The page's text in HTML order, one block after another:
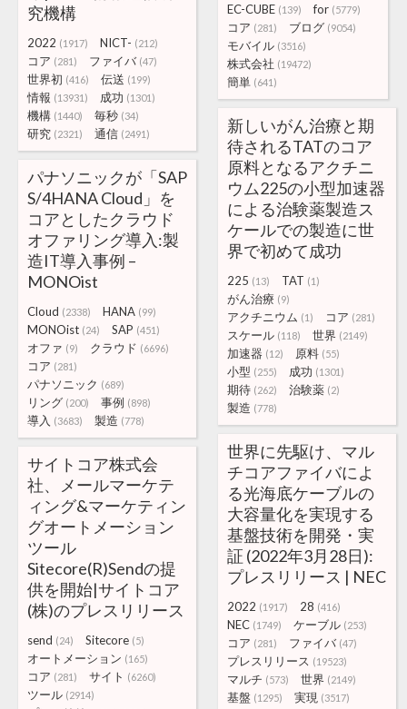
究機構
2022 (1917) NICT- (212)
コア (281) ファイバ (47)
世界初 (416) 伝送 (199)
情報 (13931) 成功 (1301)
機構 (1440) 毎秒 (34)
研究 (2321) 通信 (2491)
EC-CUBE (139) for (5779)
コア (281) ブログ (9054)
モバイル (3516)
株式会社 (19472)
簡単 (641)
新しいがん治療と期
待されるTATのコア
原料となるアクチニ
ウム225の小型加速器
による治験薬製造ス
ケールでの製造に世
界で初めて成功
225 (13) TAT (1)
がん治療 (9)
アクチニウム (1) コア (281)
スケール (118) 世界 (2149)
加速器 (12) 原料 (55)
小型 (255) 成功 (1301)
期待 (262) 治験薬 (2)
製造 (778)
パナソニックが「SAP
S/4HANA Cloud」を
コアとしたクラウド
オファリング導入:製
造IT導入事例 –
MONOist
Cloud (2338) HANA (99)
MONOist (24) SAP (451)
オファ (9) クラウド (6696)
コア (281)
パナソニック (689)
リング (200) 事例 (898)
導入 (3683) 製造 (778)
世界に先駆け、マル
チコアファイバによ
る光海底ケーブルの
大容量化を実現する
基盤技術を開発・実
証 (2022年3月28日):
プレスリリース | NEC
2022 (1917) 28 (416)
NEC (1749) ケーブル (253)
コア (281) ファイバ (47)
プレスリリース (19523)
マルチ (573) 世界 (2149)
基盤 (1295) 実現 (3517)
サイトコア株式会
社、メールマーケテ
ィング&マーケティン
グオートメーション
ツール
Sitecore(R)Sendの提
供を開始|サイトコア
(株)のプレスリリース
send (24) Sitecore (5)
オートメーション (165)
コア (281) サイト (6260)
ツール (2914)